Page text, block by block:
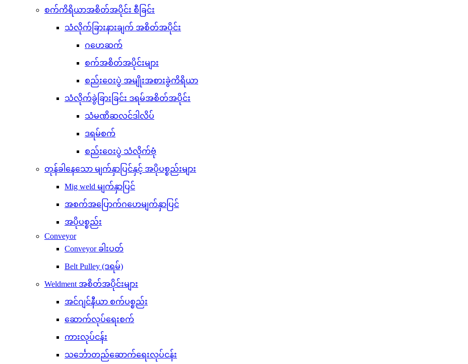
စက်ကိရိယာအစိတ်အပိုင်း စီခြင်း
သံလိုက်ခြားနားချက် အစိတ်အပိုင်း
ဂဟေဆက်
စက်အစိတ်အပိုင်းများ
စည်းဝေးပွဲ အမျိုးအစားခွဲကိရိယာ
သံလိုက်ခွဲခြားခြင်း ဒရမ်အစိတ်အပိုင်း
သံမဏိဆလင်ဒါလိပ်
ဒရမ်စက်
စည်းဝေးပွဲ သံလိုက်ဗုံ
တုန်ခါနေသော မျက်နှာပြင်နှင့် အပိုပစ္စည်းများ
Mig weld မျက်နှာပြင်
အစက်အပြောက်ဂဟေမျက်နှာပြင်
အပိုပစ္စည်း
Conveyor
Conveyor ခါးပတ်
Belt Pulley (ဒရမ်)
Weldment အစိတ်အပိုင်းများ
အင်ဂျင်နီယာ စက်ပစ္စည်း
ဆောက်လုပ်ရေးစက်
ကားလုပ်ငန်း
သင်္ဘောတည်ဆောက်ရေးလုပ်ငန်း